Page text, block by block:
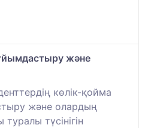
және
көлік-қойма
және олардың
түсінігін